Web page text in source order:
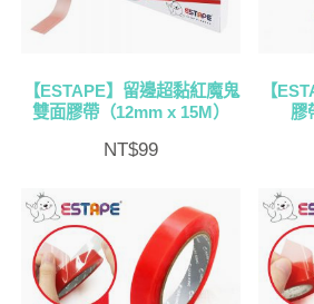
【ESTAPE】留邊超黏紅魔鬼
雙面膠帶（12mm x 15M）
NT$99
【
膠